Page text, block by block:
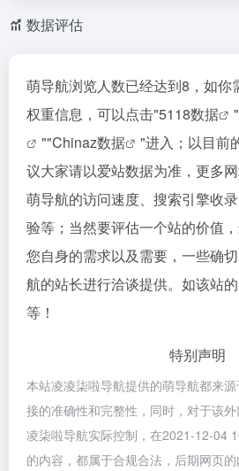
数据评估
萌导航浏览人数已经达到8，如你
权重信息，可以点击"5118数据
""Chinaz数据
"进入；以目前
议大家请以爱站数据为准，更多
萌导航的访问速度、搜索引擎收
验等；当然要评估一个站的价值
您自身的需求以及需要，一些确
航的站长进行洽谈提供。如该站
等！
特别声明
本站凌凌柒啦导航提供的萌导航都来
接的准确性和完整性，同时，对于该
凌柒啦导航实际控制，在2021-12-04
的内容，都属于合规合法，后期网页